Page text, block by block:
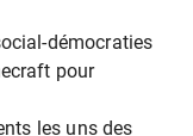
démocraties
pour
les uns des